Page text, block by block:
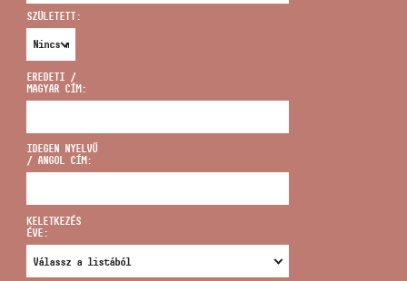
CÍM
infokozpont@bmc.hu
TELEFON
SZÜLETETT:
EREDETI /
MAGYAR CÍM:
IDEGEN NYELVŰ
/ ANGOL CÍM:
KELETKEZÉS
ÉVE: